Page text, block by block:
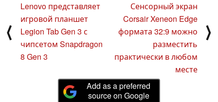
⟨
Lenovo представляет
игровой планшет
Legion Tab Gen 3 с
чипсетом Snapdragon
8 Gen 3
Сенсорный экран
Corsair Xeneon Edge
формата 32:9 можно
разместить
практически в любом
месте
⟩
Add as a preferred
source on Google